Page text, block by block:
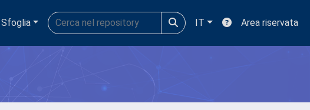
Sfoglia IT Area riservata